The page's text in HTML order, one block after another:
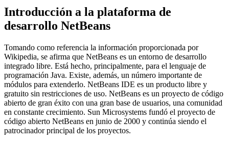
Introducción a la plataforma de
desarrollo NetBeans
Tomando como referencia la información proporcionada por
Wikipedia, se afirma que NetBeans es un entorno de desarrollo
integrado libre. Está hecho, principalmente, para el lenguaje de
programación Java. Existe, además, un número importante de
módulos para extenderlo. NetBeans IDE es un producto libre y
gratuito sin restricciones de uso. NetBeans es un proyecto de código
abierto de gran éxito con una gran base de usuarios, una comunidad
en constante crecimiento. Sun Microsystems fundó el proyecto de
código abierto NetBeans en junio de 2000 y continúa siendo el
patrocinador principal de los proyectos.